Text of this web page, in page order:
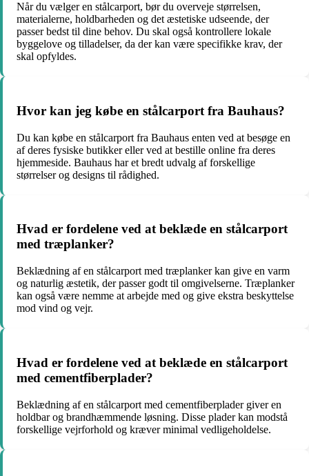
Når du vælger en stålcarport, bør du overveje størrelsen,
materialerne, holdbarheden og det æstetiske udseende, der
passer bedst til dine behov. Du skal også kontrollere lokale
byggelove og tilladelser, da der kan være specifikke krav, der
skal opfyldes.
Hvor kan jeg købe en stålcarport fra Bauhaus?
Du kan købe en stålcarport fra Bauhaus enten ved at besøge en
af deres fysiske butikker eller ved at bestille online fra deres
hjemmeside. Bauhaus har et bredt udvalg af forskellige
størrelser og designs til rådighed.
Hvad er fordelene ved at beklæde en stålcarport
med træplanker?
Beklædning af en stålcarport med træplanker kan give en varm
og naturlig æstetik, der passer godt til omgivelserne. Træplanker
kan også være nemme at arbejde med og give ekstra beskyttelse
mod vind og vejr.
Hvad er fordelene ved at beklæde en stålcarport
med cementfiberplader?
Beklædning af en stålcarport med cementfiberplader giver en
holdbar og brandhæmmende løsning. Disse plader kan modstå
forskellige vejrforhold og kræver minimal vedligeholdelse.